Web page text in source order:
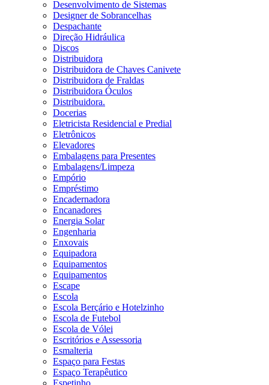
Desenvolvimento de Sistemas
Designer de Sobrancelhas
Despachante
Direção Hidráulica
Discos
Distribuidora
Distribuidora de Chaves Canivete
Distribuidora de Fraldas
Distribuidora Óculos
Distribuidora.
Docerias
Eletricista Residencial e Predial
Eletrônicos
Elevadores
Embalagens para Presentes
Embalagens/Limpeza
Empório
Empréstimo
Encadernadora
Encanadores
Energia Solar
Engenharia
Enxovais
Equipadora
Equipamentos
Equipamentos
Escape
Escola
Escola Berçário e Hotelzinho
Escola de Futebol
Escola de Vólei
Escritórios e Assessoria
Esmalteria
Espaço para Festas
Espaço Terapêutico
Espetinho